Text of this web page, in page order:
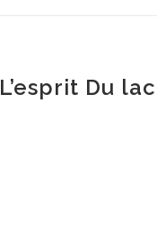
L’esprit Du lac